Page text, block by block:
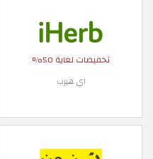
تخفيضات لغاية 50%
اي هيرب